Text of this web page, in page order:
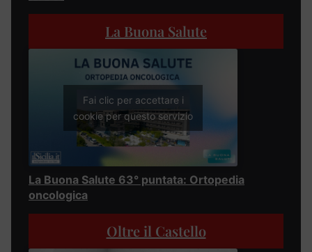
La Buona Salute
Fai clic per accettare i
cookie per questo servizio
La Buona Salute 63° puntata: Ortopedia
oncologica
Oltre il Castello